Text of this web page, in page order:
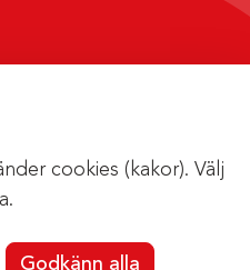
cookies (kakor). Välj
Godkänn alla